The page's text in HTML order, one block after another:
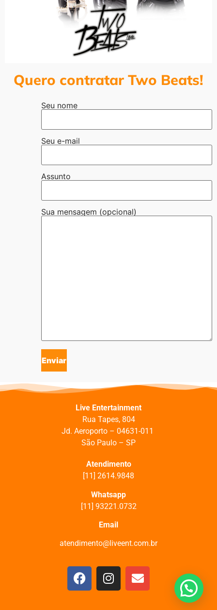
Quero contratar Two Beats!
Seu nome
Seu e-mail
Assunto
Sua mensagem (opcional)
Live Entertainment
Rua Tapes, 804
Jd. Aeroporto – 04631-011
São Paulo – SP
Atendimento
[11] 2614.9848
Whatsapp
[11] 93221.0732
Email
atendimento@liveent.com.br